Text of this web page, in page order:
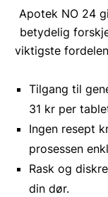
Apotek NO 24
betydelig
viktigste
Tilgang til
31 kr per
Ingen resept
prosessen
Rask og
din dør.